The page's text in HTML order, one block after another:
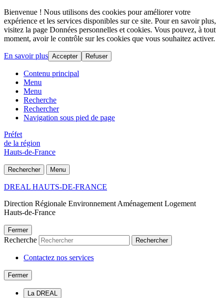
Bienvenue ! Nous utilisons des cookies pour améliorer votre
expérience et les services disponibles sur ce site. Pour en savoir plus,
visitez la page Données personnelles et cookies. Vous pouvez, à tout
moment, avoir le contrôle sur les cookies que vous souhaitez activer.
En savoir plus Accepter Refuser
Contenu principal
Menu
Menu
Recherche
Rechercher
Navigation sous pied de page
Préfet
de la région
Hauts-de-France
Rechercher Menu
DREAL HAUTS-DE-FRANCE
Direction Régionale Environnement Aménagement Logement
Hauts-de-France
Fermer
Recherche Rechercher
Contactez nos services
Fermer
La DREAL